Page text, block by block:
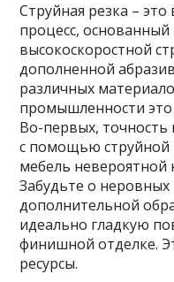
Струйная резка –
процесс,
высокоскоростной
дополненной
различных
промышленности
Во-первых, точность
с помощью струйной
мебель невероятной
Забудьте о
дополнительной
идеально гладкую
финишной отделке.
ресурсы.